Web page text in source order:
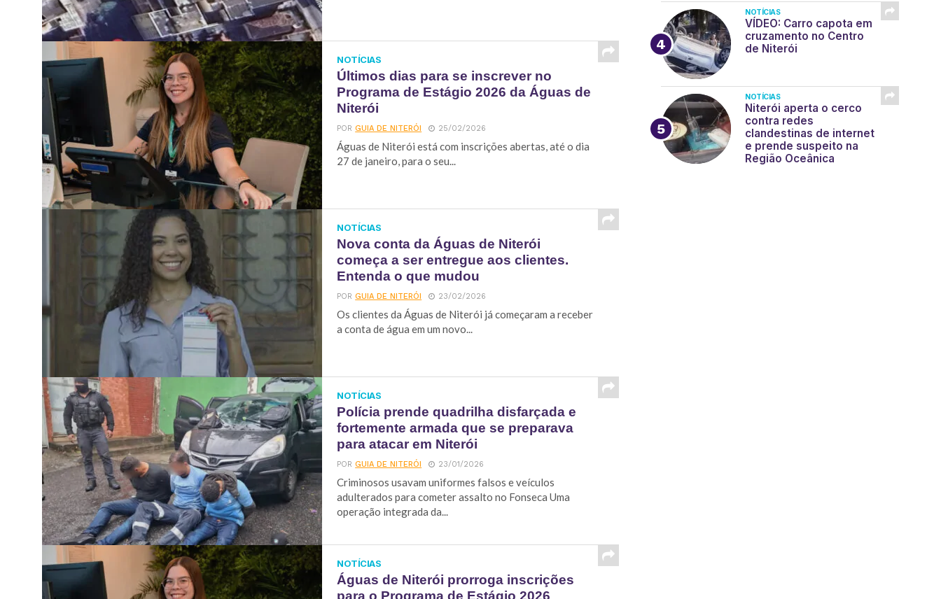
NOTÍCIAS
Últimos dias para se inscrever no
Programa de Estágio 2026 da Águas de
Niterói
PORGUIA DE NITERÓI 25/02/2026
Águas de Niterói está com inscrições abertas, até o dia
27 de janeiro, para o seu...
NOTÍCIAS
Nova conta da Águas de Niterói
começa a ser entregue aos clientes.
Entenda o que mudou
PORGUIA DE NITERÓI 23/02/2026
Os clientes da Águas de Niterói já começaram a receber
a conta de água em um novo...
NOTÍCIAS
Polícia prende quadrilha disfarçada e
fortemente armada que se preparava
para atacar em Niterói
PORGUIA DE NITERÓI 23/01/2026
Criminosos usavam uniformes falsos e veículos
adulterados para cometer assalto no Fonseca Uma
operação integrada da...
NOTÍCIAS
Águas de Niterói prorroga inscrições
para o Programa de Estágio 2026
NOTÍCIAS
VÍDEO: Carro capota em
cruzamento no Centro
de Niterói
NOTÍCIAS
Niterói aperta o cerco
contra redes
clandestinas de internet
e prende suspeito na
Região Oceânica